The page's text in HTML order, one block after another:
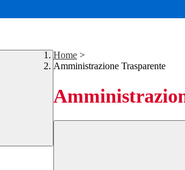
Home >
Amministrazione Trasparente